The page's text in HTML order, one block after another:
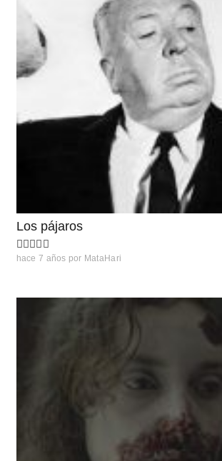
Los pájaros
hace 7 años por MataHari